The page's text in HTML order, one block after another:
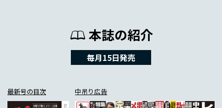
本誌の紹介
毎月15日発売
最新号の目次 中吊り広告